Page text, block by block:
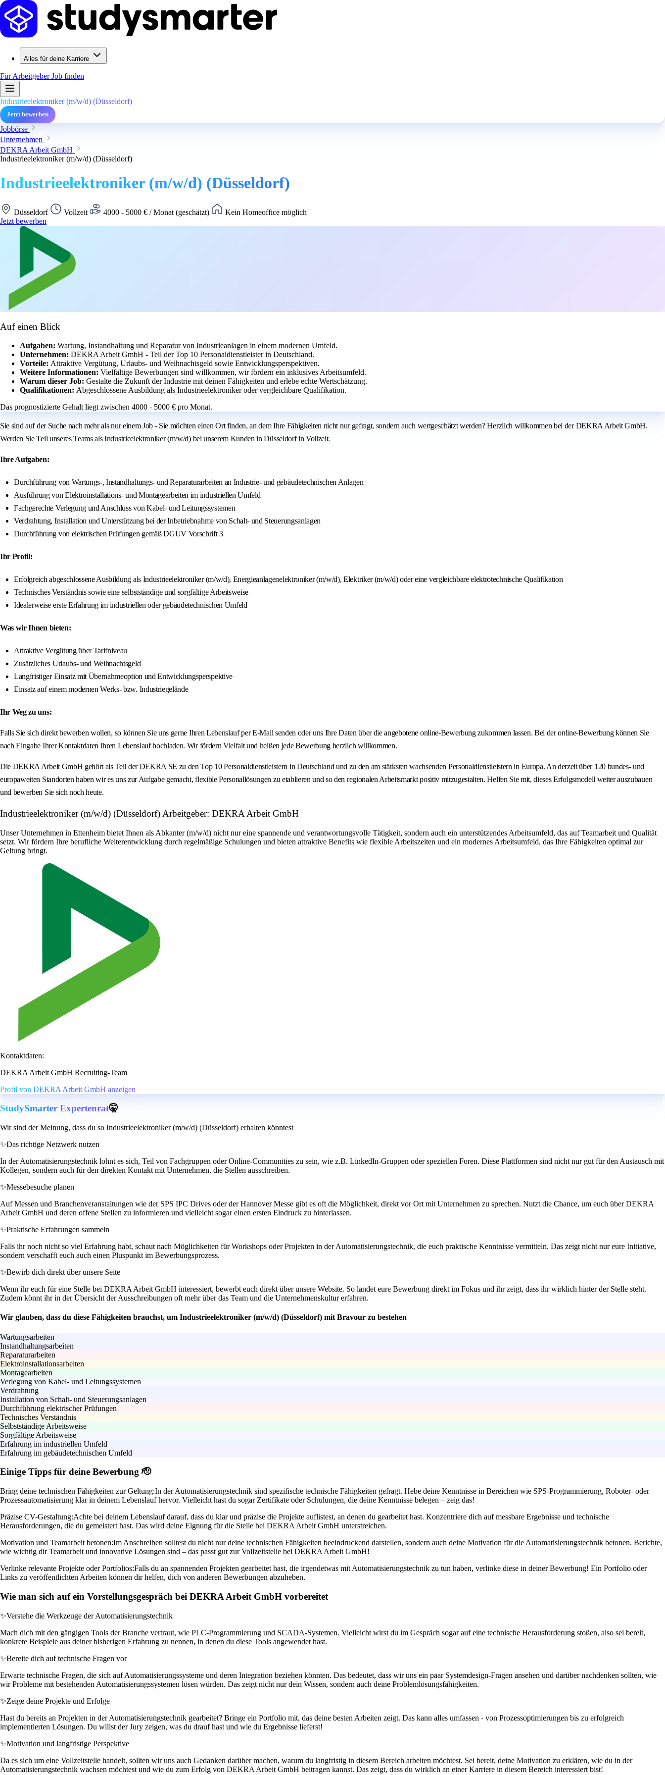
Alles für deine Karriere
Für ArbeitgeberJob finden
Industrieelektroniker (m/w/d) (Düsseldorf)
Jetzt bewerben
Jobbörse
Unternehmen
DEKRA Arbeit GmbH
Industrieelektroniker (m/w/d) (Düsseldorf)
Industrieelektroniker (m/w/d) (Düsseldorf)
Düsseldorf Vollzeit 4000 - 5000 € / Monat (geschätzt)
Kein Homeoffice möglich
Jetzt bewerben
Auf einen Blick
Aufgaben: Wartung, Instandhaltung und Reparatur von Industrieanlagen in einem modernen Umfeld.
Unternehmen: DEKRA Arbeit GmbH - Teil der Top 10 Personaldienstleister in Deutschland.
Vorteile: Attraktive Vergütung, Urlaubs- und Weihnachtsgeld sowie Entwicklungsperspektiven.
Weitere Informationen: Vielfältige Bewerbungen sind willkommen, wir fördern ein inklusives Arbeitsumfeld.
Warum dieser Job: Gestalte die Zukunft der Industrie mit deinen Fähigkeiten und erlebe echte Wertschätzung.
Qualifikationen: Abgeschlossene Ausbildung als Industrieelektroniker oder vergleichbare Qualifikation.
Das prognostizierte Gehalt liegt zwischen 4000 - 5000 € pro Monat.
Sie sind auf der Suche nach mehr als nur einem Job - Sie möchten einen Ort finden, an dem Ihre Fähigkeiten nicht nur gefragt, sondern auch wertgeschätzt werden? Herzlich willkommen bei der DEKRA Arbeit GmbH.
Werden Sie Teil unseres Teams als Industrieelektroniker (m/w/d) bei unserem Kunden in Düsseldorf in Vollzeit.
Ihre Aufgaben:
Durchführung von Wartungs-, Instandhaltungs- und Reparaturarbeiten an Industrie- und gebäudetechnischen Anlagen
Ausführung von Elektroinstallations- und Montagearbeiten im industriellen Umfeld
Fachgerechte Verlegung und Anschluss von Kabel- und Leitungssystemen
Verdrahtung, Installation und Unterstützung bei der Inbetriebnahme von Schalt- und Steuerungsanlagen
Durchführung von elektrischen Prüfungen gemäß DGUV Vorschrift 3
Ihr Profil:
Erfolgreich abgeschlossene Ausbildung als Industrieelektroniker (m/w/d), Energieanlagenelektroniker (m/w/d), Elektriker (m/w/d) oder eine vergleichbare elektrotechnische Qualifikation
Technisches Verständnis sowie eine selbstständige und sorgfältige Arbeitsweise
Idealerweise erste Erfahrung im industriellen oder gebäudetechnischen Umfeld
Was wir Ihnen bieten:
Attraktive Vergütung über Tarifniveau
Zusätzliches Urlaubs- und Weihnachtsgeld
Langfristiger Einsatz mit Übernahmeoption und Entwicklungsperspektive
Einsatz auf einem modernen Werks- bzw. Industriegelände
Ihr Weg zu uns:
Falls Sie sich direkt bewerben wollen, so können Sie uns gerne Ihren Lebenslauf per E-Mail senden oder uns Ihre Daten über die angebotene online-Bewerbung zukommen lassen. Bei der online-Bewerbung können Sie
nach Eingabe Ihrer Kontaktdaten Ihren Lebenslauf hochladen. Wir fördern Vielfalt und heißen jede Bewerbung herzlich willkommen.
Die DEKRA Arbeit GmbH gehört als Teil der DEKRA SE zu den Top 10 Personaldienstleistern in Deutschland und zu den am stärksten wachsenden Personaldienstleistern in Europa. An derzeit über 120 bundes- und
europaweiten Standorten haben wir es uns zur Aufgabe gemacht, flexible Personallösungen zu etablieren und so den regionalen Arbeitsmarkt positiv mitzugestalten. Helfen Sie mit, dieses Erfolgsmodell weiter auszubauen
und bewerben Sie sich noch heute.
Industrieelektroniker (m/w/d) (Düsseldorf) Arbeitgeber: DEKRA Arbeit GmbH
Unser Unternehmen in Ettenheim bietet Ihnen als Abkanter (m/w/d) nicht nur eine spannende und verantwortungsvolle Tätigkeit, sondern auch ein unterstützendes Arbeitsumfeld, das auf Teamarbeit und Qualität
setzt. Wir fördern Ihre berufliche Weiterentwicklung durch regelmäßige Schulungen und bieten attraktive Benefits wie flexible Arbeitszeiten und ein modernes Arbeitsumfeld, das Ihre Fähigkeiten optimal zur
Geltung bringt.
Kontaktdaten:
DEKRA Arbeit GmbH Recruiting-Team
Profil von DEKRA Arbeit GmbH anzeigen
StudySmarter Expertenrat🤫
Wir sind der Meinung, dass du so Industrieelektroniker (m/w/d) (Düsseldorf) erhalten könntest
✨Das richtige Netzwerk nutzen
In der Automatisierungstechnik lohnt es sich, Teil von Fachgruppen oder Online-Communities zu sein, wie z.B. LinkedIn-Gruppen oder speziellen Foren. Diese Plattformen sind nicht nur gut für den Austausch mit
Kollegen, sondern auch für den direkten Kontakt mit Unternehmen, die Stellen ausschreiben.
✨Messebesuche planen
Auf Messen und Branchenveranstaltungen wie der SPS IPC Drives oder der Hannover Messe gibt es oft die Möglichkeit, direkt vor Ort mit Unternehmen zu sprechen. Nutzt die Chance, um euch über DEKRA
Arbeit GmbH und deren offene Stellen zu informieren und vielleicht sogar einen ersten Eindruck zu hinterlassen.
✨Praktische Erfahrungen sammeln
Falls ihr noch nicht so viel Erfahrung habt, schaut nach Möglichkeiten für Workshops oder Projekten in der Automatisierungstechnik, die euch praktische Kenntnisse vermitteln. Das zeigt nicht nur eure Initiative,
sondern verschafft euch auch einen Pluspunkt im Bewerbungsprozess.
✨Bewirb dich direkt über unsere Seite
Wenn ihr euch für eine Stelle bei DEKRA Arbeit GmbH interessiert, bewerbt euch direkt über unsere Website. So landet eure Bewerbung direkt im Fokus und ihr zeigt, dass ihr wirklich hinter der Stelle steht.
Zudem könnt ihr in der Übersicht der Ausschreibungen oft mehr über das Team und die Unternehmenskultur erfahren.
Wir glauben, dass du diese Fähigkeiten brauchst, um Industrieelektroniker (m/w/d) (Düsseldorf) mit Bravour zu bestehen
Wartungsarbeiten
Instandhaltungsarbeiten
Reparaturarbeiten
Elektroinstallationsarbeiten
Montagearbeiten
Verlegung von Kabel- und Leitungssystemen
Verdrahtung
Installation von Schalt- und Steuerungsanlagen
Durchführung elektrischer Prüfungen
Technisches Verständnis
Selbstständige Arbeitsweise
Sorgfältige Arbeitsweise
Erfahrung im industriellen Umfeld
Erfahrung im gebäudetechnischen Umfeld
Einige Tipps für deine Bewerbung 🫡
Bring deine technischen Fähigkeiten zur Geltung:In der Automatisierungstechnik sind spezifische technische Fähigkeiten gefragt. Hebe deine Kenntnisse in Bereichen wie SPS-Programmierung, Roboter- oder
Prozessautomatisierung klar in deinem Lebenslauf hervor. Vielleicht hast du sogar Zertifikate oder Schulungen, die deine Kenntnisse belegen – zeig das!
Präzise CV-Gestaltung:Achte bei deinem Lebenslauf darauf, dass du klar und präzise die Projekte auflistest, an denen du gearbeitet hast. Konzentriere dich auf messbare Ergebnisse und technische
Herausforderungen, die du gemeistert hast. Das wird deine Eignung für die Stelle bei DEKRA Arbeit GmbH unterstreichen.
Motivation und Teamarbeit betonen:Im Anschreiben solltest du nicht nur deine technischen Fähigkeiten beeindruckend darstellen, sondern auch deine Motivation für die Automatisierungstechnik betonen. Berichte,
wie wichtig dir Teamarbeit und innovative Lösungen sind – das passt gut zur Vollzeitstelle bei DEKRA Arbeit GmbH!
Verlinke relevante Projekte oder Portfolios:Falls du an spannenden Projekten gearbeitet hast, die irgendetwas mit Automatisierungstechnik zu tun haben, verlinke diese in deiner Bewerbung! Ein Portfolio oder
Links zu veröffentlichten Arbeiten können dir helfen, dich von anderen Bewerbungen abzuheben.
Wie man sich auf ein Vorstellungsgespräch bei DEKRA Arbeit GmbH vorbereitet
✨Verstehe die Werkzeuge der Automatisierungstechnik
Mach dich mit den gängigen Tools der Branche vertraut, wie PLC-Programmierung und SCADA-Systemen. Vielleicht wirst du im Gespräch sogar auf eine technische Herausforderung stoßen, also sei bereit,
konkrete Beispiele aus deiner bisherigen Erfahrung zu nennen, in denen du diese Tools angewendet hast.
✨Bereite dich auf technische Fragen vor
Erwarte technische Fragen, die sich auf Automatisierungssysteme und deren Integration beziehen könnten. Das bedeutet, dass wir uns ein paar Systemdesign-Fragen ansehen und darüber nachdenken sollten, wie
wir Probleme mit bestehenden Automatisierungssystemen lösen würden. Das zeigt nicht nur dein Wissen, sondern auch deine Problemlösungsfähigkeiten.
✨Zeige deine Projekte und Erfolge
Hast du bereits an Projekten in der Automatisierungstechnik gearbeitet? Bringe ein Portfolio mit, das deine besten Arbeiten zeigt. Das kann alles umfassen - von Prozessoptimierungen bis zu erfolgreich
implementierten Lösungen. Du willst der Jury zeigen, was du drauf hast und wie du Ergebnisse lieferst!
✨Motivation und langfristige Perspektive
Da es sich um eine Vollzeitstelle handelt, sollten wir uns auch Gedanken darüber machen, warum du langfristig in diesem Bereich arbeiten möchtest. Sei bereit, deine Motivation zu erklären, wie du in der
Automatisierungstechnik wachsen möchtest und wie du zum Erfolg von DEKRA Arbeit GmbH beitragen kannst. Das zeigt, dass du wirklich an einer Karriere in diesem Bereich interessiert bist!